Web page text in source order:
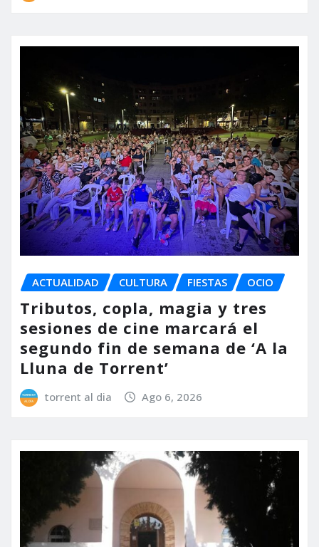
ACTUALIDAD CULTURA FIESTAS OCIO
Tributos, copla, magia y tres
sesiones de cine marcará el
segundo fin de semana de ‘A la
Lluna de Torrent’
torrent al dia Ago 6, 2026